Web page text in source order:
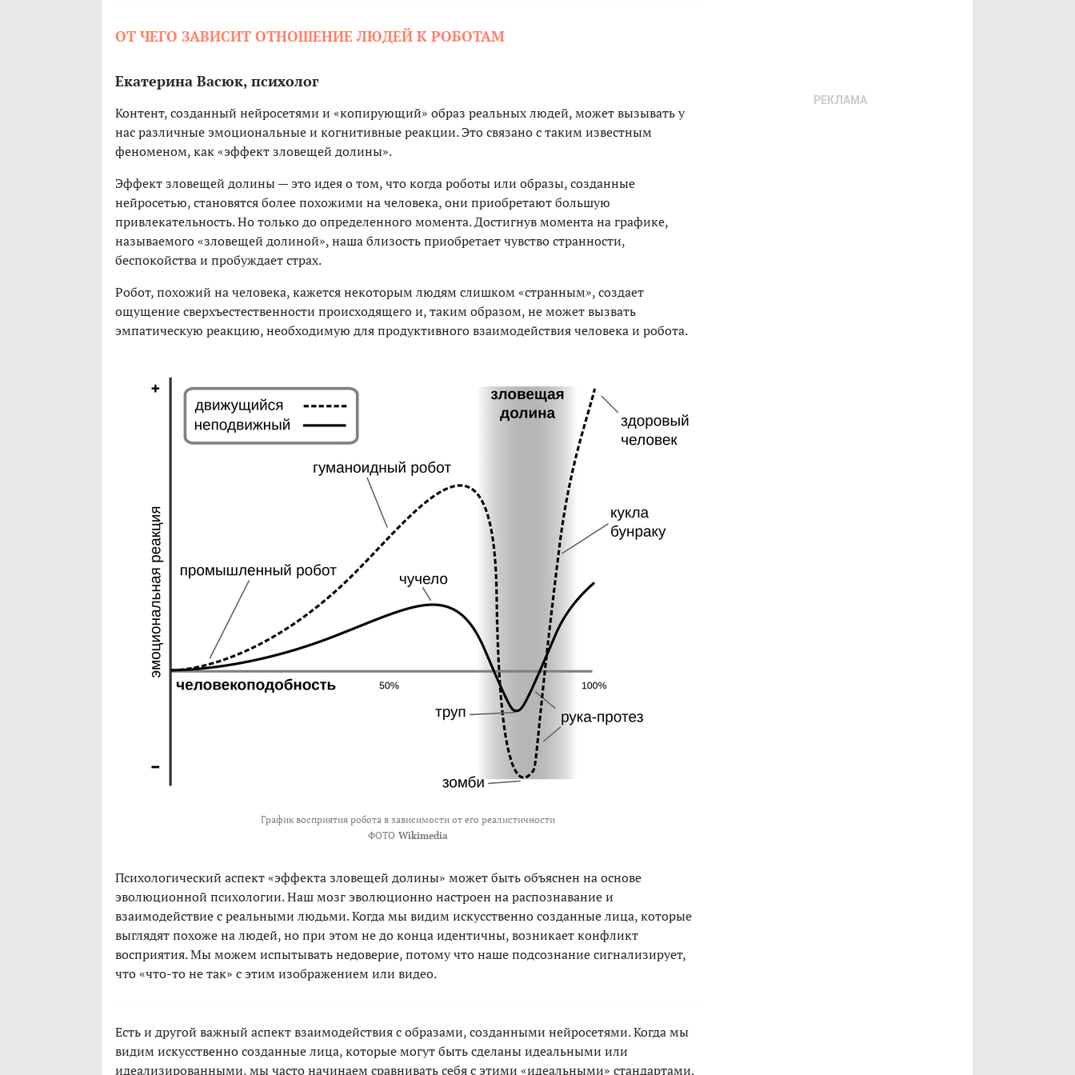
ОТ ЧЕГО ЗАВИСИТ ОТНОШЕНИЕ ЛЮДЕЙ К РОБОТАМ
Екатерина Васюк, психолог
Контент, созданный нейросетями и «копирующий» образ реальных людей, может вызывать у
нас различные эмоциональные и когнитивные реакции. Это связано с таким известным
феноменом, как «эффект зловещей долины».
Эффект зловещей долины — это идея о том, что когда роботы или образы, созданные
нейросетью, становятся более похожими на человека, они приобретают большую
привлекательность. Но только до определенного момента. Достигнув момента на графике,
называемого «зловещей долиной», наша близость приобретает чувство странности,
беспокойства и пробуждает страх.
Робот, похожий на человека, кажется некоторым людям слишком «странным», создает
ощущение сверхъестественности происходящего и, таким образом, не может вызвать
эмпатическую реакцию, необходимую для продуктивного взаимодействия человека и робота.
График восприятия робота в зависимости от его реалистичности
ФОТО Wikimedia
Психологический аспект «эффекта зловещей долины» может быть объяснен на основе
эволюционной психологии. Наш мозг эволюционно настроен на распознавание и
взаимодействие с реальными людьми. Когда мы видим искусственно созданные лица, которые
выглядят похоже на людей, но при этом не до конца идентичны, возникает конфликт
восприятия. Мы можем испытывать недоверие, потому что наше подсознание сигнализирует,
что «что-то не так» с этим изображением или видео.
Есть и другой важный аспект взаимодействия с образами, созданными нейросетями. Когда мы
видим искусственно созданные лица, которые могут быть сделаны идеальными или
идеализированными, мы часто начинаем сравнивать себя с этими «идеальными» стандартами.